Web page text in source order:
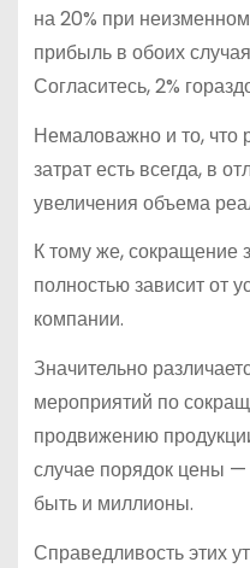
на 20% при
прибыль в обоих
Согласитесь, 2%
Немаловажно и то, что
затрат есть всегда, в
увеличения объема
К тому же, сокращение
полностью зависит от
компании.
Значительно
мероприятий по
продвижению
случае порядок цены
быть и миллионы.
Справедливость этих